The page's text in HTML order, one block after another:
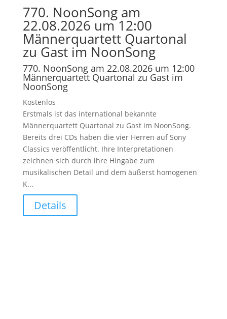
770. NoonSong am
22.08.2026 um 12:00
Männerquartett Quartonal
zu Gast im NoonSong
770. NoonSong am 22.08.2026 um 12:00
Männerquartett Quartonal zu Gast im
NoonSong
Kostenlos
Erstmals ist das international bekannte
Männerquartett Quartonal zu Gast im NoonSong.
Bereits drei CDs haben die vier Herren auf Sony
Classics veröffentlicht. Ihre Interpretationen
zeichnen sich durch ihre Hingabe zum
musikalischen Detail und dem äußerst homogenen
K...
Details